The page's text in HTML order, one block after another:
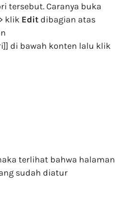
tersebut. Caranya buka
klik Edit dibagian atas
di bawah konten lalu klik
terlihat bahwa halaman
sudah diatur